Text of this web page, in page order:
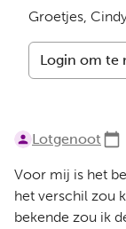
Groetjes,
Login om te
Lotgenoot
Voor mij is het
het verschil zou
bekende zou ik